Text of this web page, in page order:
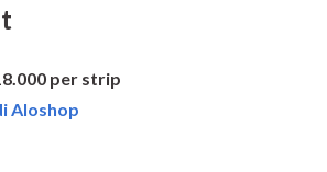
per strip
Aloshop